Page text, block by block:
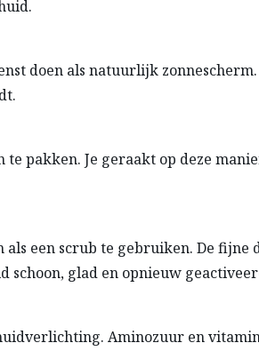
doen als natuurlijk
pakken. Je geraakt op deze
een scrub te gebruiken. De
glad en opnieuw
Aminozuur en